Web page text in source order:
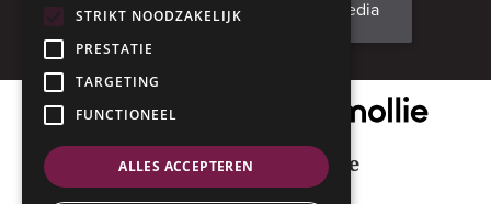
Volg ons op social media
Onze veilige betaalpartner
Geniet met mate
STRIKT NOODZAKELIJK
PRESTATIE
TARGETING
FUNCTIONEEL
ALLES ACCEPTEREN